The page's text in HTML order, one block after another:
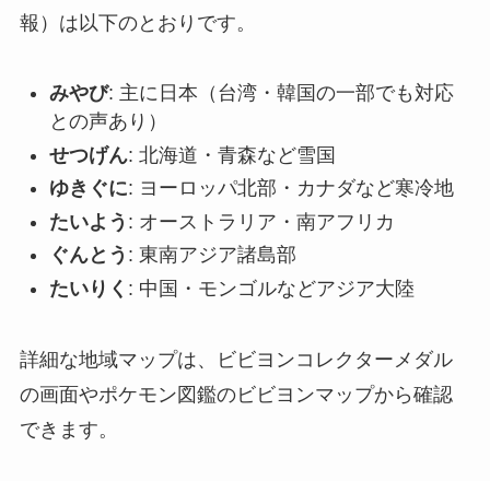
報）は以下のとおりです。
みやび: 主に日本（台湾・韓国の一部でも対応
との声あり）
せつげん: 北海道・青森など雪国
ゆきぐに: ヨーロッパ北部・カナダなど寒冷地
たいよう : オーストラリア・南アフリカ
ぐんとう : 東南アジア諸島部
たいりく : 中国・モンゴルなどアジア大陸
詳細な地域マップは、ビビヨンコレクターメダル
の画面やポケモン図鑑のビビヨンマップから確認
できます。